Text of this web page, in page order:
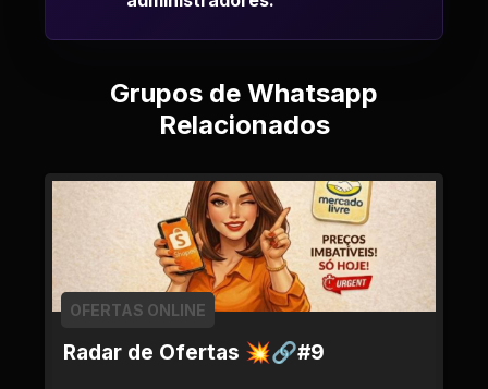
Grupos de Whatsapp
Relacionados
Radar de Ofertas 💥🔗#9
OFERTAS ONLINE